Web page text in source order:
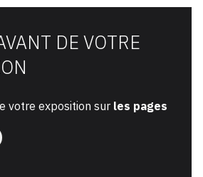
DE VOTRE
votre exposition sur les pages